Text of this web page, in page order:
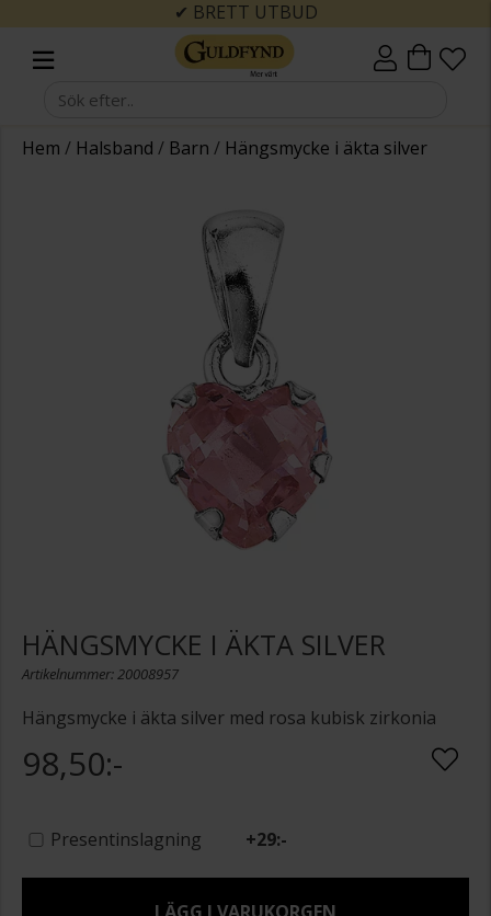
✔ BRETT UTBUD
Hem / Halsband / Barn / Hängsmycke i äkta silver
HÄNGSMYCKE I ÄKTA SILVER
Artikelnummer: 20008957
Hängsmycke i äkta silver med rosa kubisk zirkonia
98,50:-
Presentinslagning +29:-